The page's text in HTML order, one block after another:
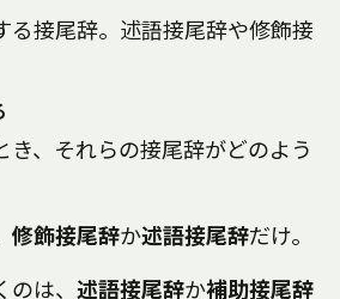
る接尾辞。述語接尾辞や修飾接
き、それらの接尾辞がどのよう
修飾接尾辞か述語接尾辞だけ。
のは、 述語接尾辞か補助接尾辞